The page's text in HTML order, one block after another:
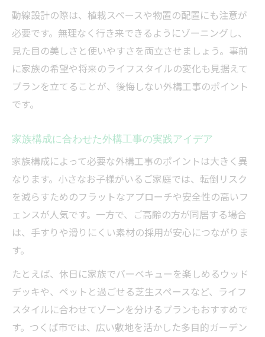
動線設計の際は、植栽スペースや物置の配置にも注意が
必要です。無理なく行き来できるようにゾーニングし、
見た目の美しさと使いやすさを両立させましょう。事前
に家族の希望や将来のライフスタイルの変化も見据えて
プランを立てることが、後悔しない外構工事のポイント
です。
家族構成に合わせた外構工事の実践アイデア
家族構成によって必要な外構工事のポイントは大きく異
なります。小さなお子様がいるご家庭では、転倒リスク
を減らすためのフラットなアプローチや安全性の高いフ
ェンスが人気です。一方で、ご高齢の方が同居する場合
は、手すりや滑りにくい素材の採用が安心につながりま
す。
たとえば、休日に家族でバーベキューを楽しめるウッド
デッキや、ペットと過ごせる芝生スペースなど、ライフ
スタイルに合わせてゾーンを分けるプランもおすすめで
す。つくば市では、広い敷地を活かした多目的ガーデン